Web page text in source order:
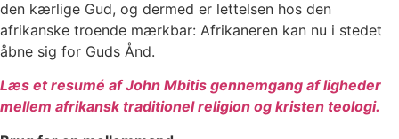
den kærlige Gud, og dermed er lettelsen hos den
afrikanske troende mærkbar: Afrikaneren kan nu i stedet
åbne sig for Guds Ånd.
Læs et resumé af John Mbitis gennemgang af ligheder
mellem afrikansk traditionel religion og kristen teologi.